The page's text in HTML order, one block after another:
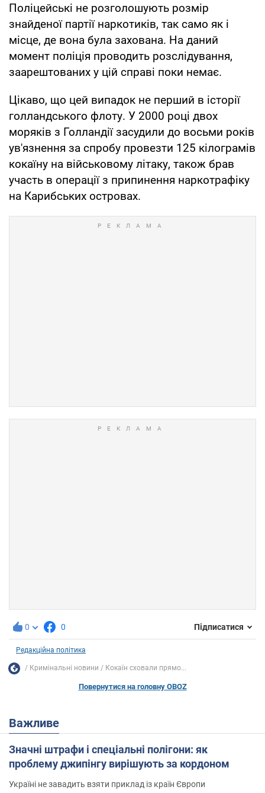
Поліцейські не розголошують розмір
знайденої партії наркотиків, так само як і
місце, де вона була захована. На даний
момент поліція проводить розслідування,
заарештованих у цій справі поки немає.
Цікаво, що цей випадок не перший в історії
голландського флоту. У 2000 році двох
моряків з Голландії засудили до восьми років
ув'язнення за спробу провезти 125 кілограмів
кокаїну на військовому літаку, також брав
участь в операції з припинення наркотрафіку
на Карибських островах.
0 0 Підписатися
Редакційна політика
Кримінальні новини Кокаїн сховали прямо...
Повернутися на головну OBOZ
Важливе
Значні штрафи і спеціальні полігони: як
проблему джипінгу вирішують за кордоном
Україні не завадить взяти приклад із країн Європи